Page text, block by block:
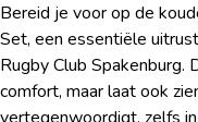
Bereid je voor op de
Set, een essentiële
Rugby Club
comfort, maar laat ook